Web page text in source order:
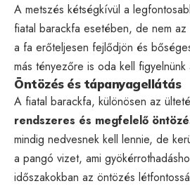
A metszés kétségkívül a
fiatal barackfa esetében, de nem
a fa erőteljesen fejlődjön és
más tényezőre is oda kell
Öntözés és tápanyagellátás
A fiatal barackfa, különösen az
rendszeres és megfelelő
mindig nedvesnek kell lennie, de
a pangó vizet, ami
időszakokban az öntözés